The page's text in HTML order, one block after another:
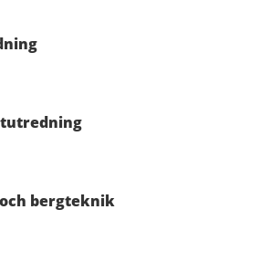
bergteknik